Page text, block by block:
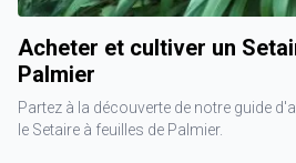
Acheter et cultiver un
Palmier
Partez à la découverte de notre guide
le Setaire à feuilles de Palmier.